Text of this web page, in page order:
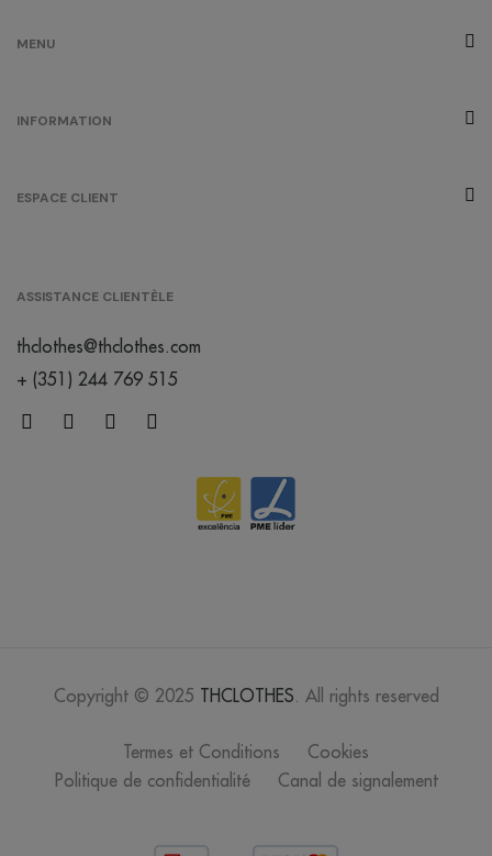
MENU
INFORMATION
ESPACE CLIENT
ASSISTANCE CLIENTÈLE
thclothes@thclothes.com
+ (351) 244 769 515
Copyright © 2025 THCLOTHES. All rights reserved
Termes et Conditions
Cookies
Politique de confidentialité
Canal de signalement